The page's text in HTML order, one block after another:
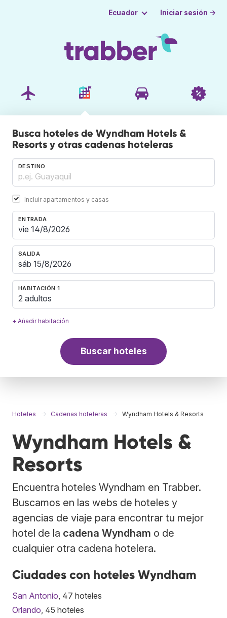
Ecuador Iniciar sesión →
Busca hoteles de Wyndham Hotels &
Resorts y otras cadenas hoteleras
DESTINO
Incluir apartamentos y casas
ENTRADA
SALIDA
HABITACIÓN 1
2 adultos
+ Añadir habitación
Buscar hoteles
Hoteles Cadenas hoteleras Wyndham Hotels & Resorts
Wyndham Hotels &
Resorts
Encuentra hoteles Wyndham en Trabber.
Buscamos en las webs de hoteles y
agencias de viaje para encontrar tu mejor
hotel de la cadena Wyndham o de
cualquier otra cadena hotelera.
Ciudades con hoteles Wyndham
San Antonio , 47 hoteles
Orlando , 45 hoteles